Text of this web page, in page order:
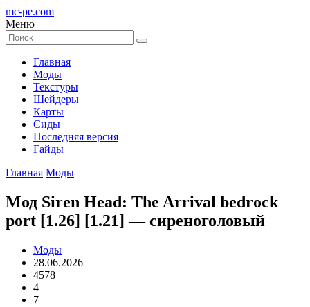
mc-pe.com
Меню
Главная
Моды
Текстуры
Шейдеры
Карты
Сиды
Последняя версия
Гайды
Главная Моды
Мод Siren Head: The Arrival bedrock
port [1.26] [1.21] — сиреноголовый
Моды
28.06.2026
4578
4
7